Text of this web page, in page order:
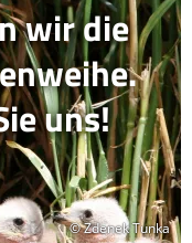
© Zdenek Tunka
© Zdenek Tunka
wir die
uns!